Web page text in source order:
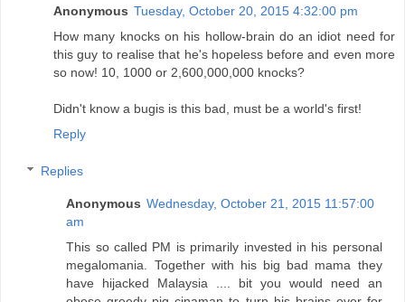
Anonymous Tuesday, October 20, 2015 4:32:00 pm
How many knocks on his hollow-brain do an idiot need for
this guy to realise that he's hopeless before and even more
so now! 10, 1000 or 2,600,000,000 knocks?
Didn't know a bugis is this bad, must be a world's first!
Reply
Replies
Anonymous Wednesday, October 21, 2015 11:57:00
am
This so called PM is primarily invested in his personal
megalomania. Together with his big bad mama they
have hijacked Malaysia .... bit you would need an